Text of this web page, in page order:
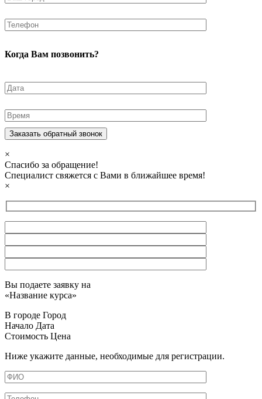
Когда Вам позвонить?
×
Спасибо за обращение!
Специалист свяжется с Вами в ближайшее время!
×
Вы подаете заявку на
«Название курса»
В городе Город
Начало Дата
Стоимость Цена
Ниже укажите данные, необходимые для регистрации.